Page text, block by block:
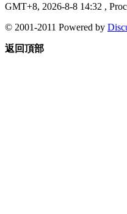
GMT+8, 2026-8-8 14:32 ,
© 2001-2011 Powered by
返回頂部